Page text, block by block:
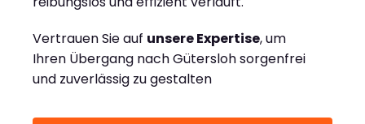
Vertrauen Sie auf unsere Expertise, um
Ihren Übergang nach Gütersloh sorgenfrei
und zuverlässig zu gestalten